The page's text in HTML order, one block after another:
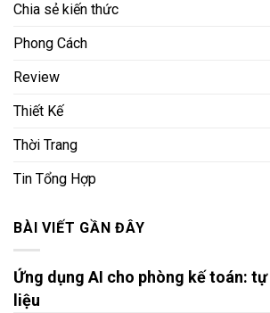
Chia sẻ kiến thức
Phong Cách
Review
Thiết Kế
Thời Trang
Tin Tổng Hợp
BÀI VIẾT GẦN ĐÂY
Ứng dụng AI cho phòng kế toán:
liệu